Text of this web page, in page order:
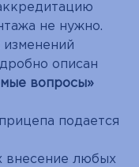
не нужно.
описан
вопросы»
подается
внесение любых